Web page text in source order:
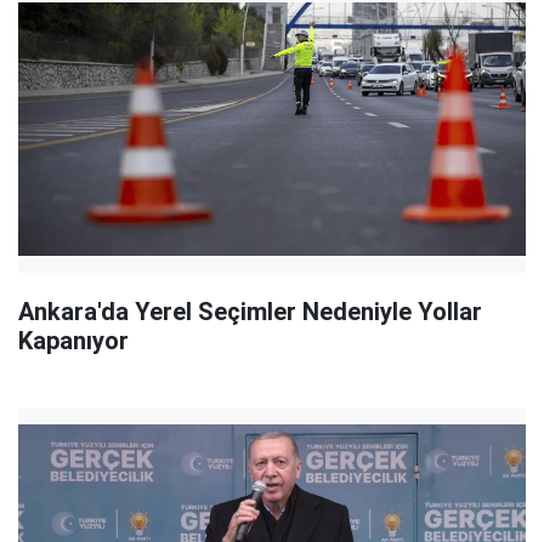
Ankara'da Yerel Seçimler Nedeniyle Yollar
Kapanıyor